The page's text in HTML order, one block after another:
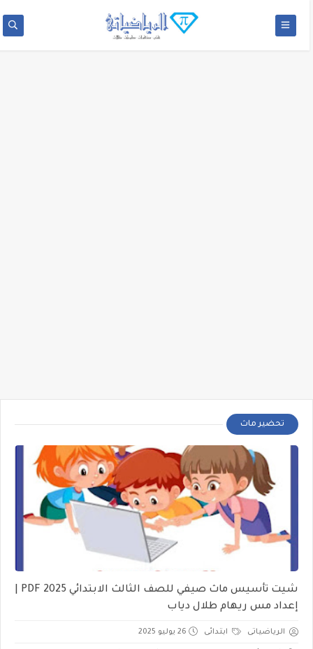
تحضير ماث
شيت تأسيس ماث صيفي للصف الثالث الابتدائي 2025 PDF |
إعداد مس ريهام طلال دياب
الرياضياتى ابتدائى 26 يوليو 2025